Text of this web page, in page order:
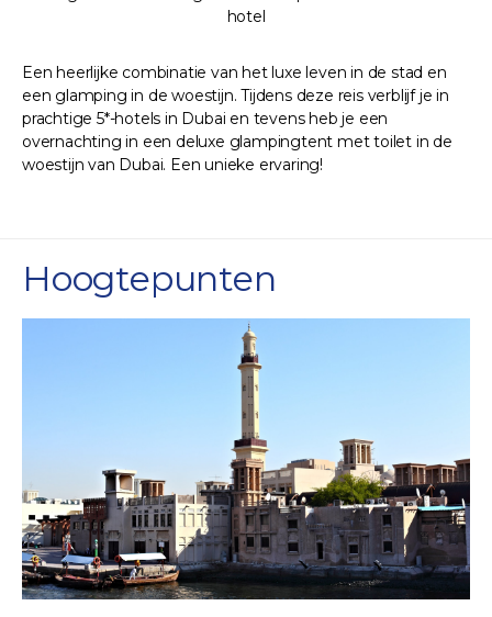
hotel
Een heerlijke combinatie van het luxe leven in de stad en
een glamping in de woestijn. Tijdens deze reis verblijf je in
prachtige 5*-hotels in Dubai en tevens heb je een
overnachting in een deluxe glampingtent met toilet in de
woestijn van Dubai. Een unieke ervaring!
Hoogtepunten